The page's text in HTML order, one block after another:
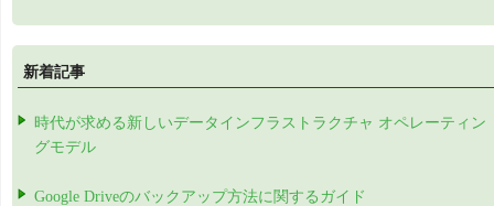
新着記事
時代が求める新しいデータインフラストラクチャ オペレーティン
グモデル
Google Driveのバックアップ方法に関するガイド